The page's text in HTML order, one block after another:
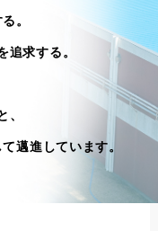
。
追求する。
、
邁進しています。